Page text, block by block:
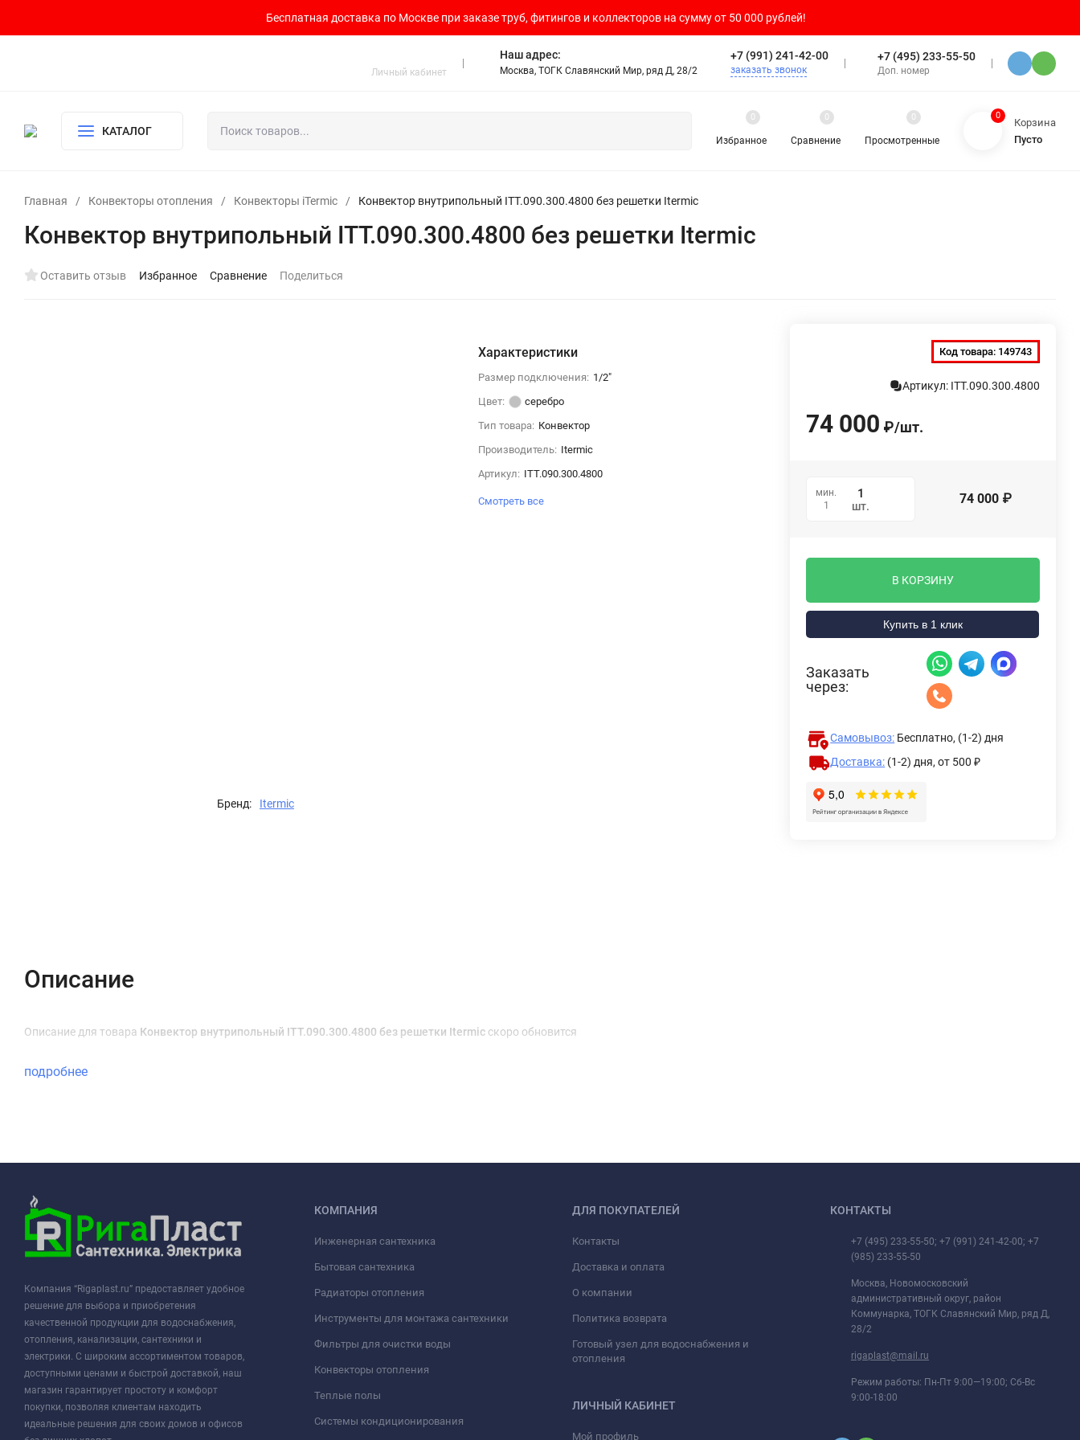
Бесплатная доставка по Москве при заказе труб, фитингов и коллекторов на сумму от 50 000 рублей!
Личный кабинет
Наш адрес:
Москва, ТОГК Славянский Мир, ряд Д, 28/2
+7 (991) 241-42-00
заказать звонок
+7 (495) 233-55-50
Доп. номер
КАТАЛОГ
Избранное
0
Сравнение
0
Просмотренные
0 0
Корзина
Пусто
Главная / Конвекторы отопления / Конвекторы iTermic / Конвектор внутрипольный ITT.090.300.4800 без решетки Itermic
Конвектор внутрипольный ITT.090.300.4800 без решетки Itermic
Оставить отзыв Избранное Сравнение Поделиться
Бренд: Itermic
Характеристики
Размер подключения: 1/2"
Цвет:
серебро
Тип товара: Конвектор
Производитель: Itermic
Артикул: ITT.090.300.4800
Смотреть все
Код товара: 149743
Артикул: ITT.090.300.4800
74 000 ₽/шт.
мин.
1
шт. 74 000 ₽
В КОРЗИНУ
Купить в 1 клик
Заказать
через:
Самовывоз: Бесплатно, (1-2) дня
Доставка: (1-2) дня,от 500 ₽
Описание
Описание для товара Конвектор внутрипольный ITT.090.300.4800 без решетки Itermic скоро обновится
подробнее
Компания “Rigaplast.ru” предоставляет удобное
решение для выбора и приобретения
качественной продукции для водоснабжения,
отопления, канализации, сантехники и
электрики. С широким ассортиментом товаров,
доступными ценами и быстрой доставкой, наш
магазин гарантирует простоту и комфорт
покупки, позволяя клиентам находить
идеальные решения для своих домов и офисов
КОМПАНИЯ
Инженерная сантехника
Бытовая сантехника
Радиаторы отопления
Инструменты для монтажа сантехники
Фильтры для очистки воды
Конвекторы отопления
Теплые полы
Системы кондиционирования
ДЛЯ ПОКУПАТЕЛЕЙ
Контакты
Доставка и оплата
О компании
Политика возврата
Готовый узел для водоснабжения и
отопления
ЛИЧНЫЙ КАБИНЕТ
Мой профиль
КОНТАКТЫ
+7 (495) 233-55-50; +7 (991) 241-42-00; +7
(985) 233-55-50
Москва, Новомосковский
административный округ, район
Коммунарка, ТОГК Славянский Мир, ряд Д,
28/2
rigaplast@mail.ru
Режим работы: Пн-Пт 9:00—19:00; Сб-Вс
9:00-18:00